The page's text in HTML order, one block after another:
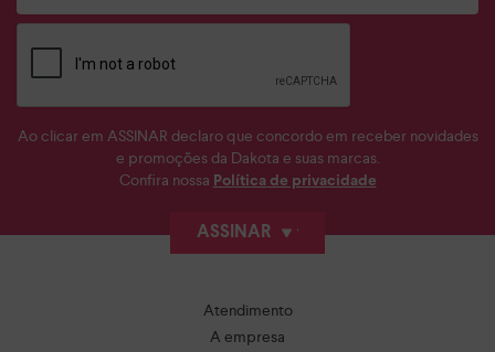
Ao clicar em ASSINAR declaro que concordo em receber novidades
e promoções da Dakota e suas marcas.
Confira nossa Política de privacidade
ASSINAR
Atendimento
A empresa